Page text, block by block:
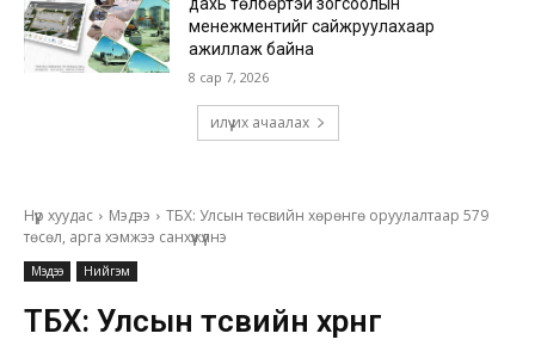
менежментийг сайжруулахаар
ажиллаж байна
8 сар 7, 2026
илүү их ачаалах